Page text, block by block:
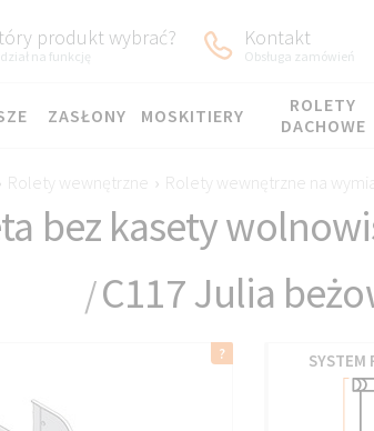
produkt wybrać?
na funkcję
Kontakt
Obsługa zamówień
ZASŁONY MOSKITIERY
ROLETY
DACHOWE
Rolety wewnętrzne › Rolety wewnętrzne na
bez kasety
/C117 Julia
SYSTEM